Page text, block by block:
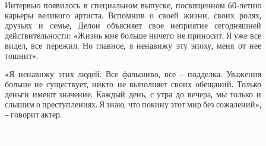
Интервью появилось в специальном выпуске, посвященном 60-летию
карьеры великого артиста. Вспомнив о своей жизни, своих ролях,
друзьях и семье, Делон объясняет свое неприятие сегодняшней
действительности: «Жизнь мне больше ничего не приносит. Я уже все
видел, все пережил. Но главное, я ненавижу эту эпоху, меня от нее
тошнит».
«Я ненавижу этих людей. Все фальшиво, все – подделка. Уважения
больше не существует, никто не выполняет своих обещаний. Только
деньги имеют значение. Каждый день, с утра до вечера, мы только и
слышим о преступлениях. Я знаю, что покину этот мир без сожалений»,
– говорит актер.